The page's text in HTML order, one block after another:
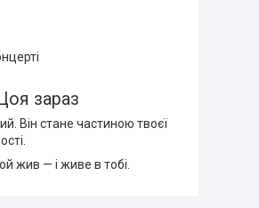
зараз
Він стане частиною твоєї
жив — і живе в тобі.